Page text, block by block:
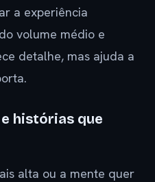
a experiência
volume médio e
detalhe, mas ajuda a
histórias que
alta ou a mente quer